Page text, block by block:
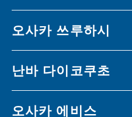
오사카 쓰루하시
난바 다이코쿠초
오사카 에비스